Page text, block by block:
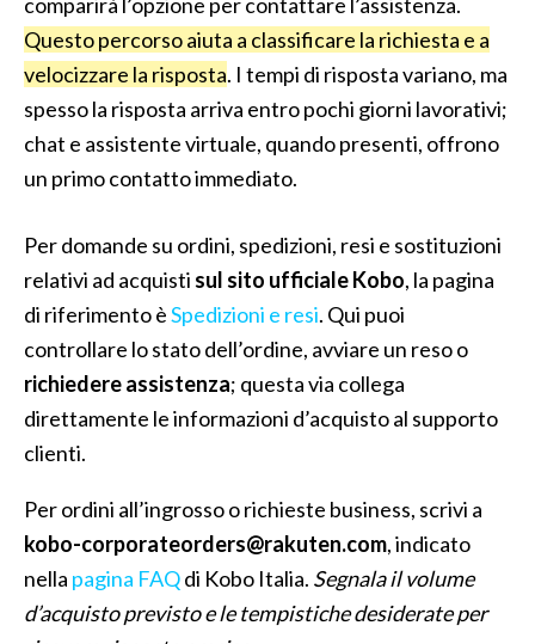
Questo percorso aiuta a classificare la richiesta e a
velocizzare la risposta. I tempi di risposta variano, ma
spesso la risposta arriva entro pochi giorni lavorativi;
chat e assistente virtuale, quando presenti, offrono
un primo contatto immediato.
Per domande su ordini, spedizioni, resi e sostituzioni
relativi ad acquisti sul sito ufficiale Kobo, la pagina
di riferimento èSpedizioni e resi. Qui puoi
controllare lo stato dell’ordine, avviare un reso o
richiedere assistenza; questa via collega
direttamente le informazioni d’acquisto al supporto
clienti.
Per ordini all’ingrosso o richieste business, scrivi a
kobo-corporateorders@rakuten.com, indicato
nella pagina FAQdi Kobo Italia. Segnala il volume
d’acquisto previsto e le tempistiche desiderate per